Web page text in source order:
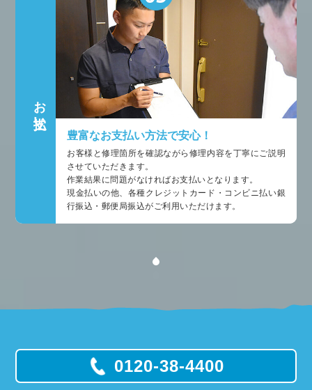
お支払い
豊富なお支払い方法で安心！
お客様と修理箇所を確認ながら修理内容を丁寧にご説明
させていただきます。
作業結果に問題がなければお支払いとなります。
現金払いの他、各種クレジットカード・コンビニ払い銀
行振込・郵便局振込がご利用いただけます。
0120-38-4400